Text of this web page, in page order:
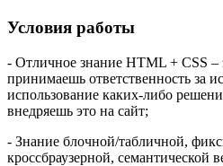
Условия работы
- Отличное знание HTML + CSS –
принимаешь ответственность за
использование каких-либо
внедряешь это на сайт;
- Знание блочной/табличной,
кроссбраузерной, семантической